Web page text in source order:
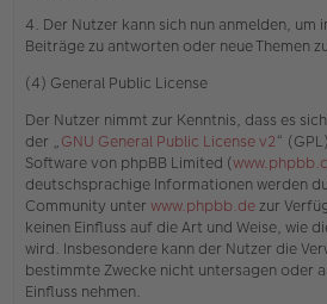
4. Der Nutzer kann sich nun anmelden, um
Beiträge zu antworten oder neue Themen
(4) General Public License
Der Nutzer nimmt zur Kenntnis, dass es
der „GNU General Public License v2“
Software von phpBB Limited (
deutschsprachige Informationen werden
Community unter www.phpbb.dezur
keinen Einfluss auf die Art und Weise, wie
wird. Insbesondere kann der Nutzer die
bestimmte Zwecke nicht untersagen oder
Einfluss nehmen.